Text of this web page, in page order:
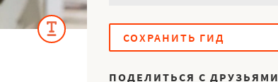
СОХРАНИТЬ ГИД
ПОДЕЛИТЬСЯ С ДРУЗЬЯМИ